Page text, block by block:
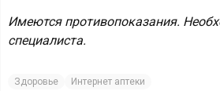
Имеются противопоказания.
специалиста.
Здоровье Интернет аптеки